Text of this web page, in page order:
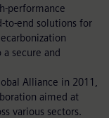
performance
to-end solutions for
secure and
Alliance in 2011,
aimed at
various sectors.